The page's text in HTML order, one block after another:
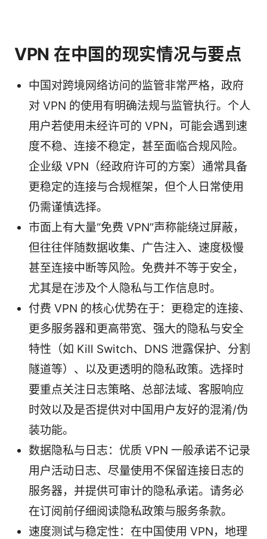
VPN 在中国的现实情况与要点
中国对跨境网络访问的监管非常严格，政府
对 VPN 的使用有明确法规与监管执行。个人
用户若使用未经许可的 VPN，可能会遇到速
度不稳、连接不稳定，甚至面临合规风险。
企业级 VPN（经政府许可的方案）通常具备
更稳定的连接与合规框架，但个人日常使用
仍需谨慎选择。
市面上有大量“免费 VPN”声称能绕过屏蔽，
但往往伴随数据收集、广告注入、速度极慢
甚至连接中断等风险。免费并不等于安全，
尤其是在涉及个人隐私与工作信息时。
付费 VPN 的核心优势在于：更稳定的连接、
更多服务器和更高带宽、强大的隐私与安全
特性（如 Kill Switch、DNS 泄露保护、分割
隧道等）、以及更透明的隐私政策。选择时
要重点关注日志策略、总部法域、客服响应
时效以及是否提供对中国用户友好的混淆/伪
装功能。
数据隐私与日志：优质 VPN 一般承诺不记录
用户活动日志、尽量使用不保留连接日志的
服务器，并提供可审计的隐私承诺。请务必
在订阅前仔细阅读隐私政策与服务条款。
速度测试与稳定性：在中国使用 VPN，地理